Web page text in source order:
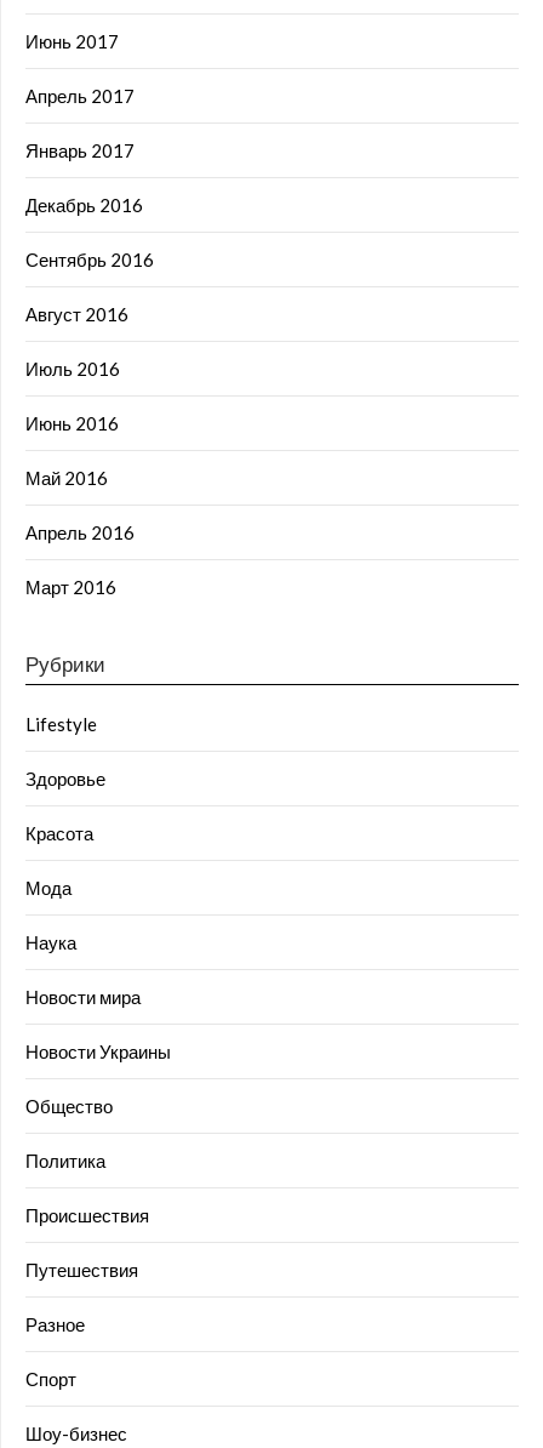
Июнь 2017
Апрель 2017
Январь 2017
Декабрь 2016
Сентябрь 2016
Август 2016
Июль 2016
Июнь 2016
Май 2016
Апрель 2016
Март 2016
Рубрики
Lifestyle
Здоровье
Красота
Мода
Наука
Новости мира
Новости Украины
Общество
Политика
Происшествия
Путешествия
Разное
Спорт
Шоу-бизнес